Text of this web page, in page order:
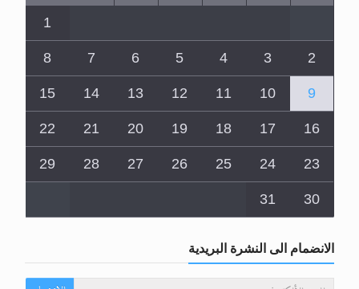
1
2
3
4
5
6
7
8
9
10
11
12
13
14
15
16
17
18
19
20
21
22
23
24
25
26
27
28
29
30
31
الانضمام الى النشرة البريدية